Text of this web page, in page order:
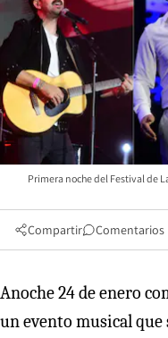
Primera noche del Festival de
Compartir Comentarios
Anoche 24 de enero
un evento musical que